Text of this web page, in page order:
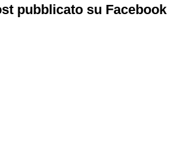
pubblicato su Facebook